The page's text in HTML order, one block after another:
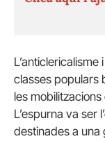
L’anticlericalisme
classes populars
les
L’espurna va ser
destinades a